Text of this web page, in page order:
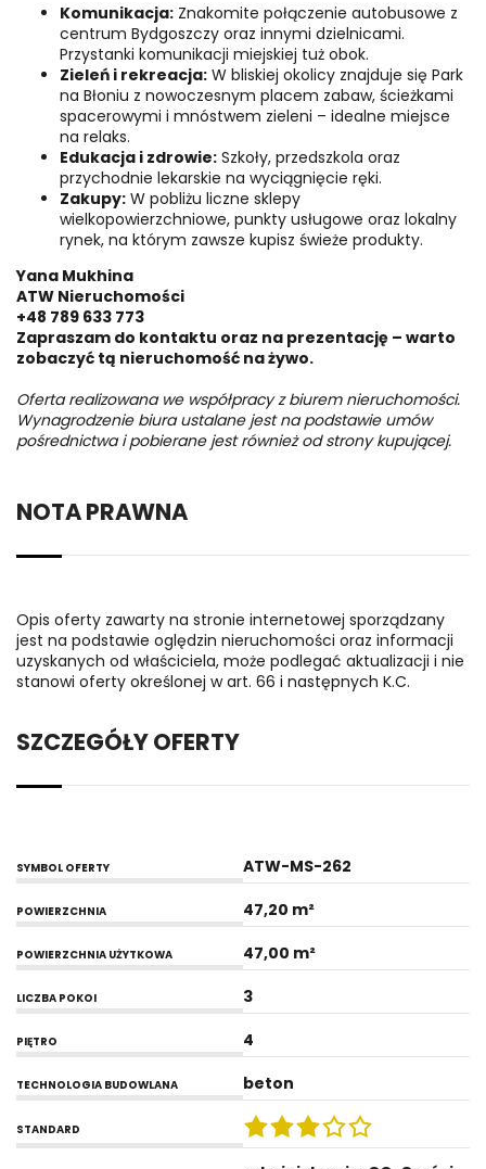
Komunikacja: Znakomite połączenie autobusowe z
centrum Bydgoszczy oraz innymi dzielnicami.
Przystanki komunikacji miejskiej tuż obok.
Zieleń i rekreacja: W bliskiej okolicy znajduje się Park
na Błoniu z nowoczesnym placem zabaw, ścieżkami
spacerowymi i mnóstwem zieleni – idealne miejsce
na relaks.
Edukacja i zdrowie: Szkoły, przedszkola oraz
przychodnie lekarskie na wyciągnięcie ręki.
Zakupy: W pobliżu liczne sklepy
wielkopowierzchniowe, punkty usługowe oraz lokalny
rynek, na którym zawsze kupisz świeże produkty.
Yana Mukhina
ATW Nieruchomości
+48 789 633 773
Zapraszam do kontaktu oraz na prezentację – warto
zobaczyć tą nieruchomość na żywo.
Oferta realizowana we współpracy z biurem nieruchomości.
Wynagrodzenie biura ustalane jest na podstawie umów
pośrednictwa i pobierane jest również od strony kupującej.
NOTA PRAWNA
Opis oferty zawarty na stronie internetowej sporządzany
jest na podstawie oględzin nieruchomości oraz informacji
uzyskanych od właściciela, może podlegać aktualizacji i nie
stanowi oferty określonej w art. 66 i następnych K.C.
SZCZEGÓŁY OFERTY
SYMBOL OFERTY ATW-MS-262
POWIERZCHNIA 47,20 m²
POWIERZCHNIA UŻYTKOWA 47,00 m²
LICZBA POKOI 3
PIĘTRO 4
TECHNOLOGIA BUDOWLANA beton
STANDARD